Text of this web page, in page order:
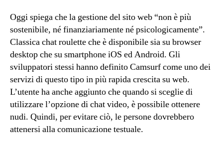
Oggi spiega che la gestione del sito web “non è più
sostenibile, né finanziariamente né psicologicamente”.
Classica chat roulette che è disponibile sia su browser
desktop che su smartphone iOS ed Android. Gli
sviluppatori stessi hanno definito Camsurf come uno dei
servizi di questo tipo in più rapida crescita su web.
L’utente ha anche aggiunto che quando si sceglie di
utilizzare l’opzione di chat video, è possibile ottenere
nudi. Quindi, per evitare ciò, le persone dovrebbero
attenersi alla comunicazione testuale.